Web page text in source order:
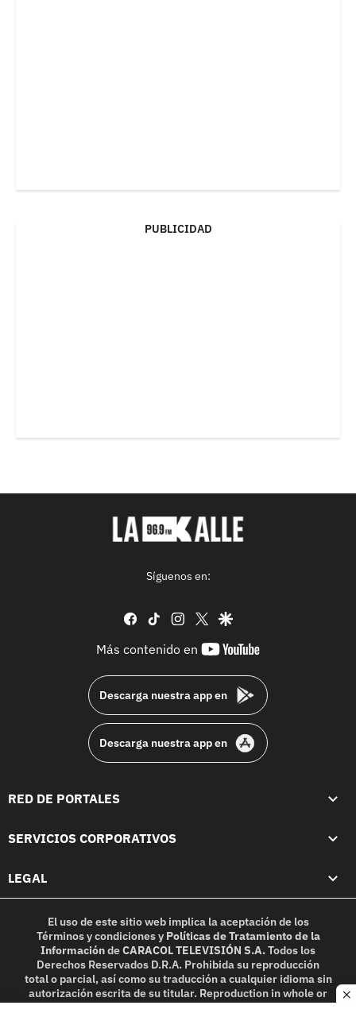
PUBLICIDAD
Síguenos en:
facebook
tiktok instagram
twittergoogle
Más contenido en
youtube-
Descarga nuestra app en
Descarga nuestra app en
RED DE PORTALES
SERVICIOS CORPORATIVOS
LEGAL
El uso de este sitio web implica la aceptación de los
Términos y condicionesy Políticas de Tratamiento de la
InformacióndeCARACOL TELEVISIÓN S.A.Todos los
Derechos Reservados D.R.A. Prohibida su reproducción
total o parcial, así como su traducción a cualquier idioma sin
autorización escrita de su titular. Reproduction in whole or
in part, or translation without written permission is